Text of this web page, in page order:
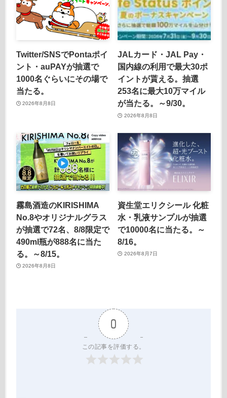
Twitter/SNSでPontaポイ
ント・auPAYが抽選で
1000名ぐらいにその場で
当たる。
2026年8月8日
JALカード・JAL Pay・
国内線の利用で最大30ポ
イントが貰える。抽選
253名に最大10万マイル
が当たる。～9/30。
2026年8月8日
霧島酒造のKIRISHIMA
No.8やオリジナルグラス
が抽選で72名、8/8限定で
490ml瓶が888名に当た
る。～8/15。
2026年8月8日
資生堂エリクシール 化粧
水・乳液サンプルが抽選
で10000名に当たる。～
8/16。
2026年8月7日
0
この記事を評価する。